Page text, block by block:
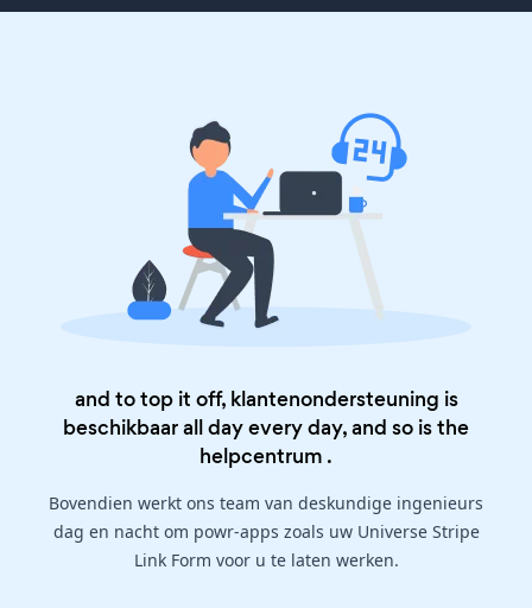
and to top it off, klantenondersteuning is
beschikbaar all day every day, and so is the
helpcentrum .
Bovendien werkt ons team van deskundige ingenieurs
dag en nacht om powr-apps zoals uw Universe Stripe
Link Form voor u te laten werken.